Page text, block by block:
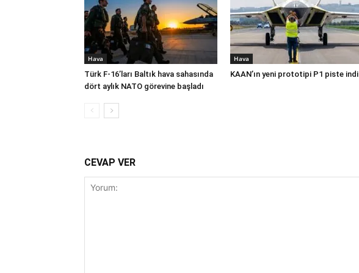
Hava
Türk F-16’ları Baltık hava sahasında
dört aylık NATO görevine başladı
Hava
KAAN’ın yeni prototipi P1 piste indi
CEVAP VER